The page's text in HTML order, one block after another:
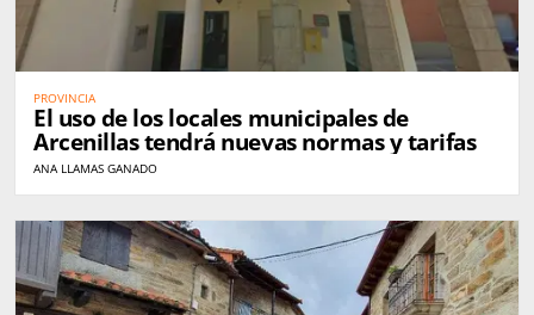
PROVINCIA
El uso de los locales municipales de
Arcenillas tendrá nuevas normas y tarifas
ANA LLAMAS GANADO